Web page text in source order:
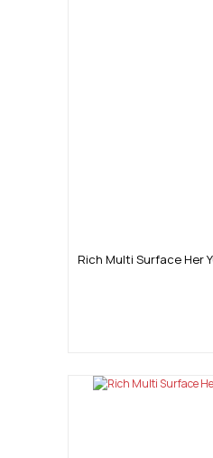
Rich Multi Surface Her